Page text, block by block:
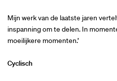
Mijn werk van de laatste jaren
inspanning om te delen. In
moeilijkere momenten.’
Cyclisch